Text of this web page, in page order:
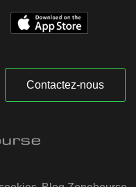
Contactez-nous